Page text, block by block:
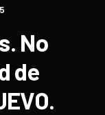
No
de